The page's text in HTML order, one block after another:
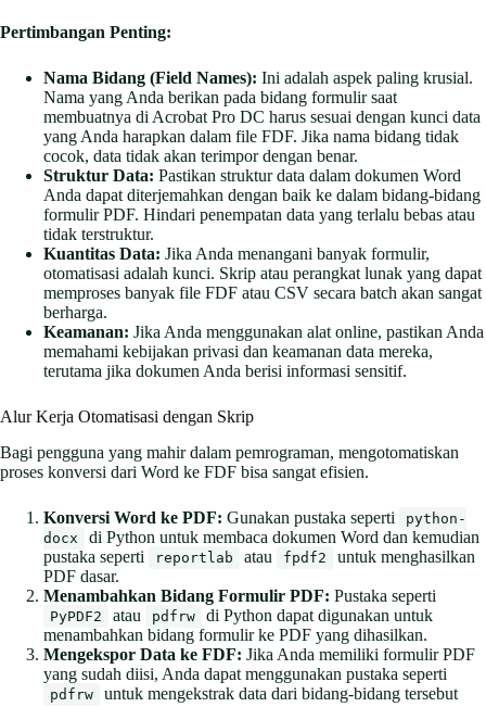
Pertimbangan Penting:
Nama Bidang (Field Names): Ini adalah aspek paling krusial.
Nama yang Anda berikan pada bidang formulir saat
membuatnya di Acrobat Pro DC harus sesuai dengan kunci data
yang Anda harapkan dalam file FDF. Jika nama bidang tidak
cocok, data tidak akan terimpor dengan benar.
Struktur Data: Pastikan struktur data dalam dokumen Word
Anda dapat diterjemahkan dengan baik ke dalam bidang-bidang
formulir PDF. Hindari penempatan data yang terlalu bebas atau
tidak terstruktur.
Kuantitas Data: Jika Anda menangani banyak formulir,
otomatisasi adalah kunci. Skrip atau perangkat lunak yang dapat
memproses banyak file FDF atau CSV secara batch akan sangat
berharga.
Keamanan: Jika Anda menggunakan alat online, pastikan Anda
memahami kebijakan privasi dan keamanan data mereka,
terutama jika dokumen Anda berisi informasi sensitif.
Alur Kerja Otomatisasi dengan Skrip
Bagi pengguna yang mahir dalam pemrograman, mengotomatiskan
proses konversi dari Word ke FDF bisa sangat efisien.
Konversi Word ke PDF: Gunakan pustaka seperti
python-
docx
di Python untuk membaca dokumen Word dan kemudian
pustaka seperti
reportlab atau fpdf2
untuk menghasilkan
PDF dasar.
Menambahkan Bidang Formulir PDF: Pustaka seperti
PyPDF2 atau pdfrw
di Python dapat digunakan untuk
menambahkan bidang formulir ke PDF yang dihasilkan.
Mengekspor Data ke FDF: Jika Anda memiliki formulir PDF
yang sudah diisi, Anda dapat menggunakan pustaka seperti
pdfrw
untuk mengekstrak data dari bidang-bidang tersebut